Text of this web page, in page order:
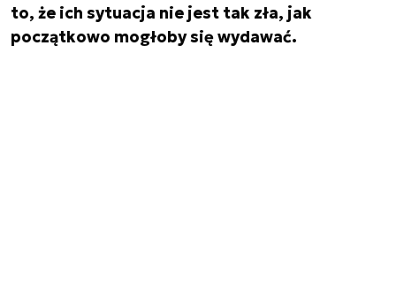
to, że ich sytuacja nie jest tak zła, jak
początkowo mogłoby się wydawać.